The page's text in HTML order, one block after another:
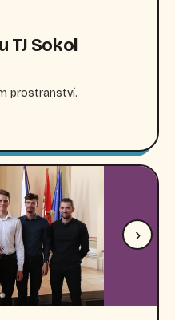
TJ Sokol
prostranství.
›